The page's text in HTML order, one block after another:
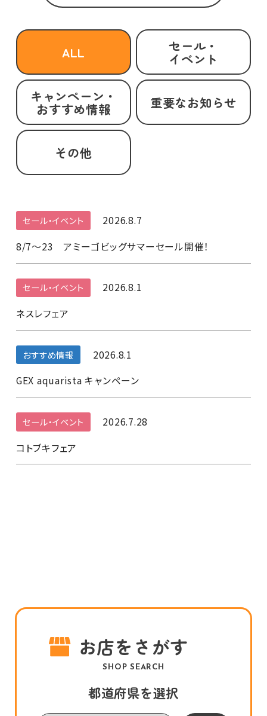
ALL セール・
イベント
キャンペーン・
おすすめ情報 重要なお知らせ
その他
セール・イベント
2026.8.7
8/7～23 アミーゴビッグサマーセール開催！
セール・イベント
2026.8.1
ネスレフェア
おすすめ情報
2026.8.1
GEX aquarista キャンペーン
セール・イベント
2026.7.28
コトブキフェア
お店をさがす
SHOP SEARCH
都道府県を選択